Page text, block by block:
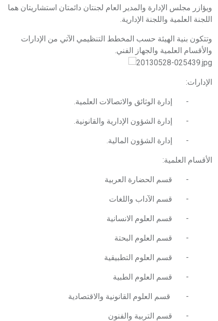
ويؤازر مجلس الإدارة والمدير العام لجنتان دائمتان استشاريتان هما
اللجنة العلمية واللجنة الإدارية.
وتتكون بنية الهيئة حسب المخطط التنظيمي الآتي من الإدارات
والأقسام العلمية والجهاز الفني.
الإدارات:
- إدارة الوثائق والاتصالات العلمية.
- إدارة الشؤون الإدارية والقانونية.
- إدارة الشؤون المالية.
الأقسام العلمية:
- قسم الحضارة العربية
- قسم الآداب واللغات
- قسم العلوم الانسانية
- قسم العلوم البحتة
- قسم العلوم التطبيقية
- قسم العلوم الطبية
- قسم العلوم القانونية والاقتصادية
- قسم التربية والفنون